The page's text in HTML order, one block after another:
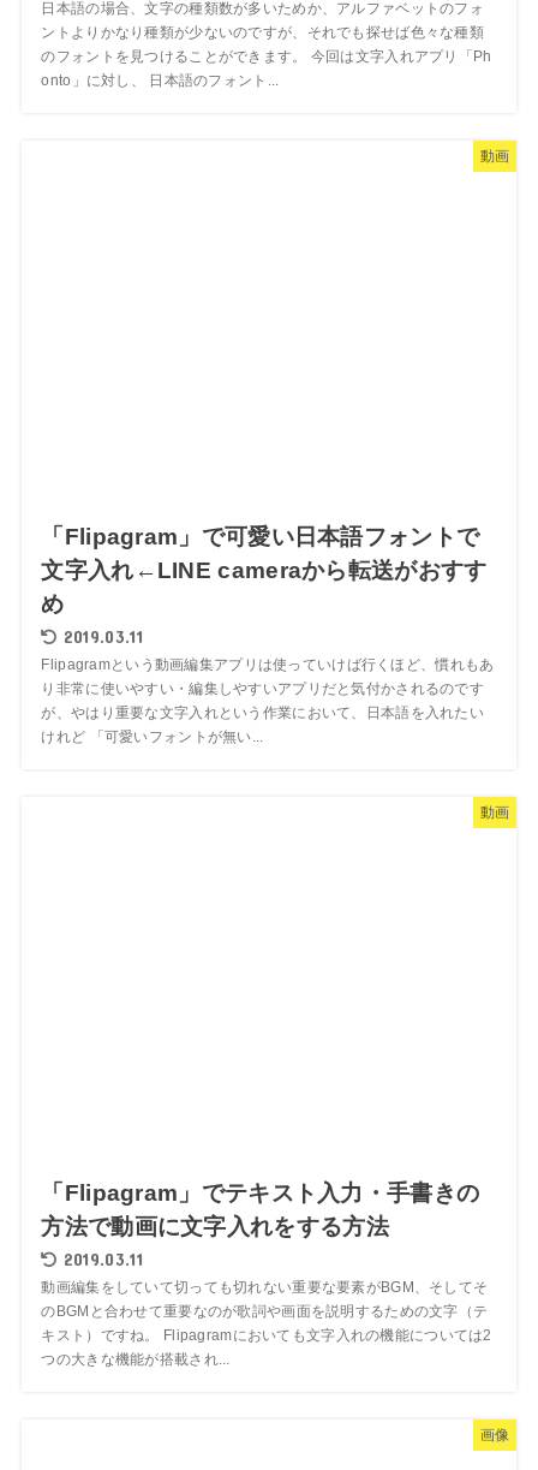
日本語の場合、文字の種類数が多いためか、アルファベットのフォ
ントよりかなり種類が少ないのですが、それでも探せば色々な種類
のフォントを見つけることができます。 今回は文字入れアプリ「Ph
onto」に対し、 日本語のフォント...
動画
「Flipagram」で可愛い日本語フォントで
文字入れ←LINE cameraから転送がおすす
め
2019.03.11
Flipagramという動画編集アプリは使っていけば行くほど、慣れもあ
り非常に使いやすい・編集しやすいアプリだと気付かされるのです
が、やはり重要な文字入れという作業において、日本語を入れたい
けれど 「可愛いフォントが無い...
動画
「Flipagram」でテキスト入力・手書きの
方法で動画に文字入れをする方法
2019.03.11
動画編集をしていて切っても切れない重要な要素がBGM、そしてそ
のBGMと合わせて重要なのが歌詞や画面を説明するための文字（テ
キスト）ですね。 Flipagramにおいても文字入れの機能については2
つの大きな機能が搭載され...
画像